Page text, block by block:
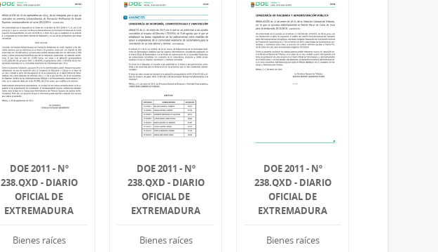
DOE 2011 - Nº
238.QXD - DIARIO
OFICIAL DE
EXTREMADURA
Bienes raíces
DOE 2011 - Nº
238.QXD - DIARIO
OFICIAL DE
EXTREMADURA
Bienes raíces
DOE 2011 - Nº
238.QXD - DIARIO
OFICIAL DE
EXTREMADURA
Bienes raíces